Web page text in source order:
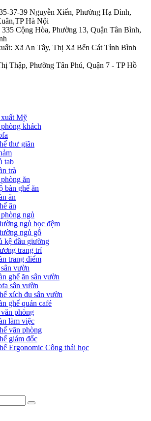
37-39 Nguyễn Xiển, Phường Hạ Đình,
Hà Nội
Cộng Hòa, Phường 13, Quận Tân Bình,
Xã An Tây, Thị Xã Bến Cát Tỉnh Bình
Thập, Phường Tân Phú, Quận 7 - TP Hồ
Mỹ
khách
thư giãn
tab
trà
ăn
bàn ghế ăn
ăn
ăn
ngủ
ngủ bọc đệm
ngủ gỗ
kệ đầu giường
trang trí
trang điểm
vườn
ghế ăn sân vườn
sân vườn
xích đu sân vườn
ghế quán café
phòng
làm việc
văn phòng
giám đốc
Ergonomic Công thái học